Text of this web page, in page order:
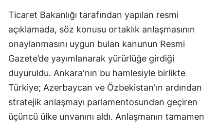
Ticaret Bakanlığı tarafından yapılan resmi
açıklamada, söz konusu ortaklık anlaşmasının
onaylanmasını uygun bulan kanunun Resmi
Gazete’de yayımlanarak yürürlüğe girdiği
duyuruldu. Ankara'nın bu hamlesiyle birlikte
Türkiye; Azerbaycan ve Özbekistan'ın ardından
stratejik anlaşmayı parlamentosundan geçiren
üçüncü ülke unvanını aldı. Anlaşmanın tamamen